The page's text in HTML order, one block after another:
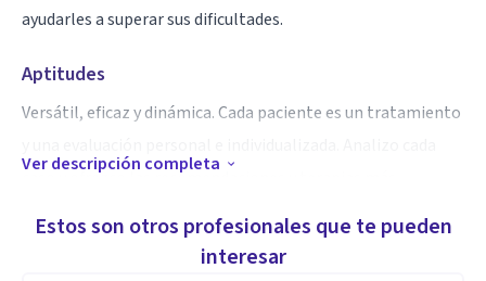
ayudarles a superar sus dificultades.
Aptitudes
Versátil, eficaz y dinámica. Cada paciente es un tratamiento
caso y ofrezco las recomendaciones y terapias más
Ver descripción completa
Estos son otros profesionales que te pueden
interesar